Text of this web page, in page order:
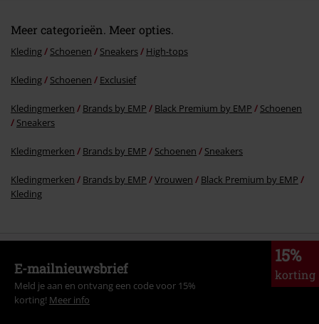
Meer categorieën. Meer opties.
Kleding Schoenen Sneakers High-tops
Kleding Schoenen Exclusief
Kledingmerken Brands by EMP Black Premium by EMP
Schoenen
Sneakers
Kledingmerken Brands by EMP Schoenen Sneakers
Kledingmerken Brands by EMP Vrouwen
Black Premium by EMP
Kleding
15%
korting
E-mailnieuwsbrief
Meld je aan en ontvang een code voor 15%
korting! Meer info